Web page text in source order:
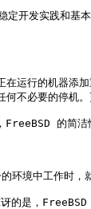
发实践和基
行的机器添
必要的停机
的简洁性
环境中工作时，
是，FreeBSD